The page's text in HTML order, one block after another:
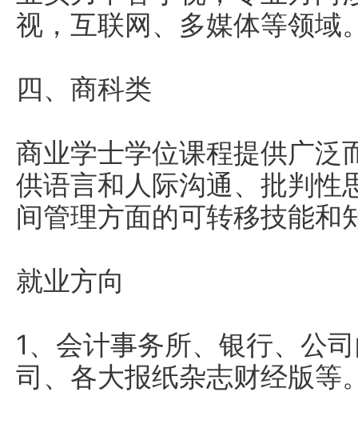
视，互联网、多媒体等领域
四、商科类
商业学士学位课程提供广泛
供语言和人际沟通、批判性
间管理方面的可转移技能和
就业方向
1、会计事务所、银行、公
司、各大报纸杂志财经版等